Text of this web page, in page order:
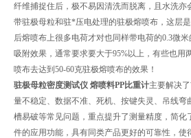
纤维捕捉住后，极不易因清洗而脱离，且水洗亦
带驻极母粒和驻*压电处理的驻极熔喷布，这层
后熔喷布上很多电荷才对也同样带电荷的0.3微
吸附效果，通常要求要大于95%以上，有些也用
喷布去达到50-60克驻极熔喷布的效果！
驻极母粒密度测试仪 熔喷料PP比重计主要解决
量不稳定、数据不准、死机、按键失灵、吊线弯
槽易破等常见问题，重点提升了测量精度，简化
件的应用功能，具有同类产品更好的可靠性，使